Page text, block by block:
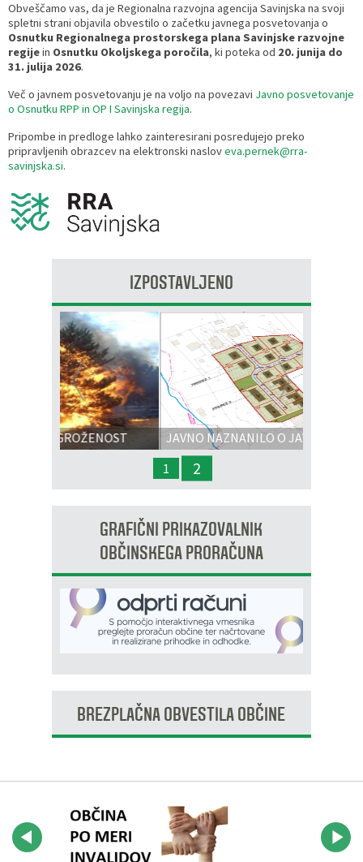
Obveščamo vas, da je Regionalna razvojna agencija Savinjska na svoji
spletni strani objavila obvestilo o začetku javnega posvetovanja o
Osnutku Regionalnega prostorskega plana Savinjske razvojne
regijein Osnutku Okoljskega poročila, ki poteka od 20. junija do
31. julija 2026.
Več o javnem posvetovanju je na voljo na povezavi Javno posvetovanje
o Osnutku RPP in OP I Savinjska regija.
Pripombe in predloge lahko zainteresirani posredujejo preko
pripravljenih obrazcev na elektronski nasloveva.pernek@rra-
savinjska.si.
IZPOSTAVLJENO
JAVNO NAZNANILO O JAVNI RAZGRNITVI
IN JAVNI OBRAVNAVI - OPPN na območju
OP8/009 – stanovanjsko območje Dobrava 3
Prejšnja
1 2
GRAFIČNI PRIKAZOVALNIK
OBČINSKEGA PRORAČUNA
BREZPLAČNA OBVESTILA OBČINE
Razvojni programi
Kronologija občine
Fotogalerija
Vizitka
Predstavniki občine v svetih zavodov
Prijave in pobude
Splošni akti občine
Informacije javnega značaja
Lokalne volitve
Varuhov kotiček
Delovni čas zdravnikov
Društva
Lokacije defibrilatorjev
Ceniki